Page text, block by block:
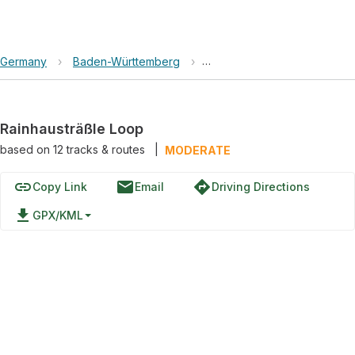
Germany › Baden-Württemberg › Geopark Schwäbische Alb
Rainhausträßle Loop
based on 12tracks & routes MODERATE
linkCopy Link emailEmail directionsDriving Directions
file_download GPX/KML